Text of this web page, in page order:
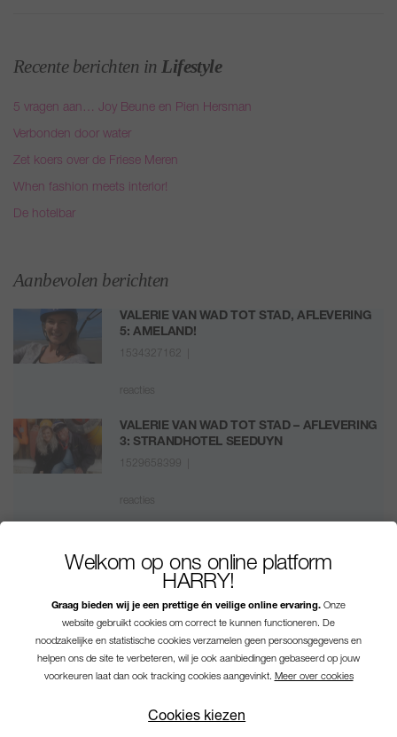
Welkom op ons online platform
HARRY!
Graag bieden wij je een prettige én veilige online ervaring. Onze
website gebruikt cookies om correct te kunnen functioneren. De
noodzakelijke en statistische cookies verzamelen geen persoonsgegevens en
helpen ons de site te verbeteren, wil je ook aanbiedingen gebaseerd op jouw
voorkeuren laat dan ook tracking cookies aangevinkt. Meer over cookies
Cookies kiezen
Recente berichten in Lifestyle
5 vragen aan… Joy Beune en Pien Hersman
Verbonden door water
Zet koers over de Friese Meren
When fashion meets interior!
De hotelbar
Aanbevolen berichten
VALERIE VAN WAD TOT STAD, AFLEVERING
5: AMELAND!
1534327162 |
reacties
VALERIE VAN WAD TOT STAD – AFLEVERING
3: STRANDHOTEL SEEDUYN
1529658399 |
reacties
1521733856 |
reacties